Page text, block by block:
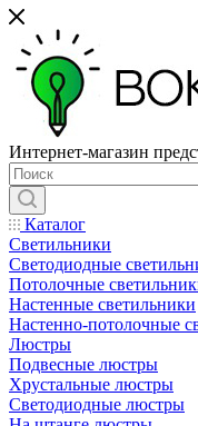
Интернет-магазин
Каталог
Светильники
Светодиодные
Потолочные
Настенные светильники
Настенно-потолочные
Люстры
Подвесные люстры
Хрустальные люстры
Светодиодные люстры